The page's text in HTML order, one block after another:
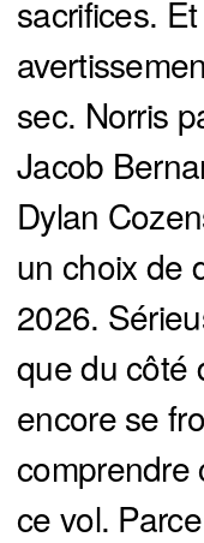
sacrifices.
sec. Norris
Jacob
Dylan
un choix de
2026.
que du côté
encore se
comprendre
ce vol.